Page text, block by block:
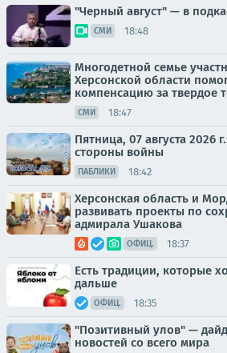
"Черный август" — в
СМИ 18:48
Многодетной семье
Херсонской области
компенсацию за твердое
СМИ 18:47
Пятница, 07 августа 2026
стороны войны
ПАБЛИКИ 18:42
Херсонская область и
развивать проекты по
адмирала Ушакова
ОФИЦ. 18:37
Есть традиции, которые
дальше
ОФИЦ. 18:35
"Позитивный улов" —
новостей со всего мира